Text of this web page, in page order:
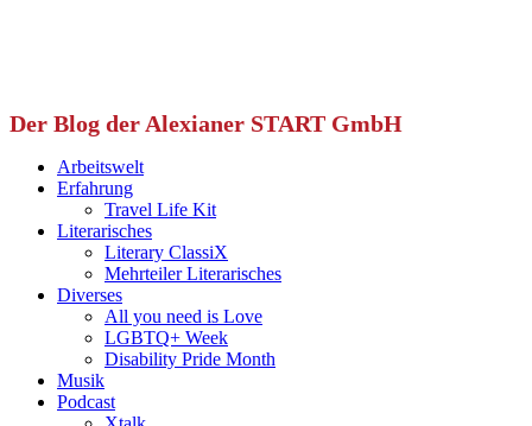
Der Blog der Alexianer START GmbH
Arbeitswelt
Erfahrung
Travel Life Kit
Literarisches
Literary ClassiX
Mehrteiler Literarisches
Diverses
All you need is Love
LGBTQ+ Week
Disability Pride Month
Musik
Podcast